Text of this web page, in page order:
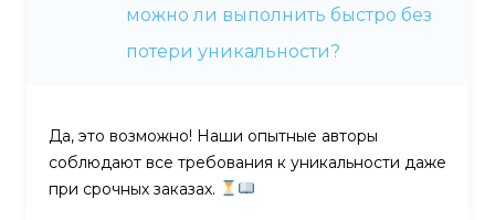
можно ли выполнить быстро без
потери уникальности?
Да, это возможно! Наши опытные авторы
соблюдают все требования к уникальности даже
при срочных заказах.